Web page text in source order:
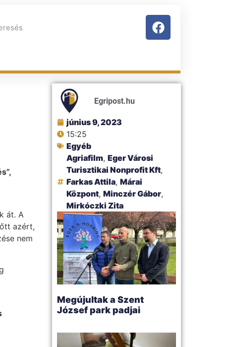
át. A
azért,
nem
Egripost.hu
június 9, 2023
15:25
Egyéb
Agriafilm,Eger Városi
Turisztikai Nonprofit Kft,
Farkas Attila,Márai
Központ,Minczér Gábor,
Mirkóczki Zita
Megújultak a Szent
József park padjai